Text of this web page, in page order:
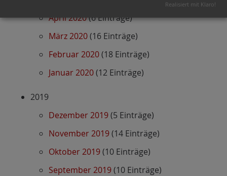
April 2020(6 Einträge)
März 2020(16 Einträge)
Februar 2020(18 Einträge)
Januar 2020(12 Einträge)
2019
Dezember 2019(5 Einträge)
November 2019(14 Einträge)
Oktober 2019(10 Einträge)
September 2019(10 Einträge)
Realisiert mit Klaro!